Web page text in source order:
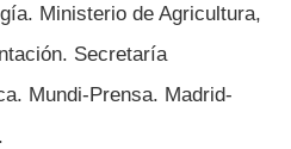
Ministerio de Agricultura,
Secretaría
Mundi-Prensa. Madrid-